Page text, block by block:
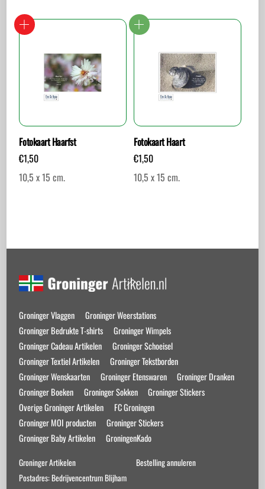
Fotokaart Haarfst
€1,50
10,5 x 15 cm.
Fotokaart Haart
€1,50
10,5 x 15 cm.
Back
Top
Groninger Vlaggen
Groninger Weerstations
Groninger Bedrukte T-shirts
Groninger Wimpels
Groninger Cadeau Artikelen
Groninger Schoeisel
Groninger Textiel Artikelen
Groninger Tekstborden
Groninger Wenskaarten
Groninger Etenswaren
Groninger Dranken
Groninger Boeken
Groninger Sokken
Groninger Stickers
Overige Groninger Artikelen
FC Groningen
Groninger MOI producten
Groninger Stickers
Groninger Baby Artikelen
GroningenKado
Groninger Artikelen
Postadres: Bedrijvencentrum Blijham
Bestelling annuleren